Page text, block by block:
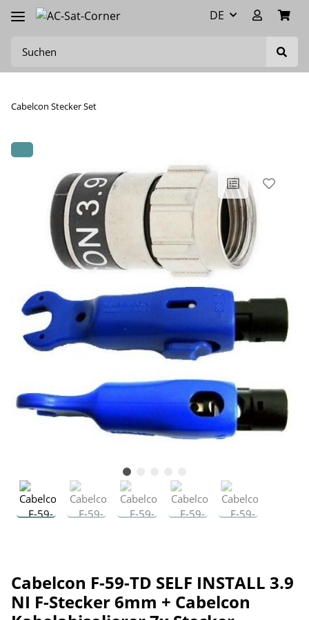
DE
Cabelcon Stecker Set
Cabelcon F-59-TD SELF INSTALL 3.9
NI F-Stecker 6mm + Cabelcon